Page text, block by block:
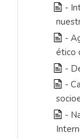
-
-
ético
-
-
-